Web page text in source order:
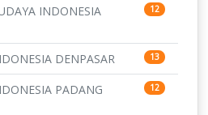
INDONESIA
12
DENPASAR 13
PADANG
12